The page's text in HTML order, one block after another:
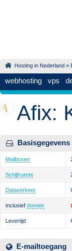
Hosting in Nederland »
webhosting vps
Afix:
Basisgegevens
Mailboxen
Schijfruimte
Dataverkeer
Inclusief domein
Levertijd
E-mailtoegang